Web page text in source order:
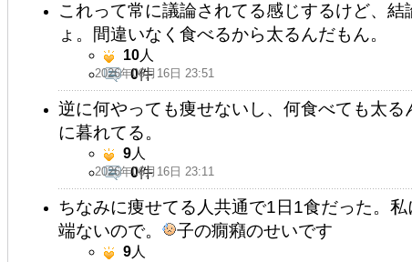
これって常に議論されてる感じするけど、
ょ。間違いなく食べるから太るんだもん。
2026年06月16日 23:51
10人
0件
逆に何やっても痩せないし、何食べても太
に暮れてる。
2026年06月16日 23:11
9人
0件
ちなみに痩せてる人共通で1日1食だった。
端ないので。
子の癇癪のせいです
9人